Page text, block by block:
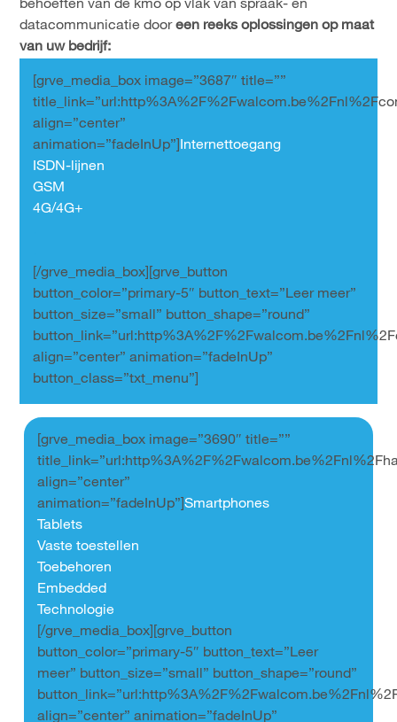
behoeften van de kmo op vlak van spraak- en
datacommunicatie dooreen reeks oplossingen op maat
van uw bedrijf:
[grve_media_box image=”3687″ title=””
align=”center”
animation=”fadeInUp”] Internettoegang
ISDN-lijnen
GSM
4G/4G+
[/grve_media_box][grve_button
button_color=”primary-5″ button_text=”Leer meer”
button_size=”small” button_shape=”round”
align=”center” animation=”fadeInUp”
button_class=”txt_menu”]
[grve_media_box image=”3690″ title=””
align=”center”
animation=”fadeInUp”]Smartphones
Tablets
Vaste toestellen
Toebehoren
Embedded
Technologie
[/grve_media_box][grve_button
button_color=”primary-5″ button_text=”Leer
meer” button_size=”small” button_shape=”round”
align=”center” animation=”fadeInUp”